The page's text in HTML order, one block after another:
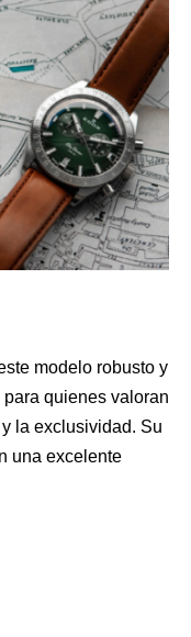
modelo robusto y
quienes valoran
la exclusividad. Su
una excelente